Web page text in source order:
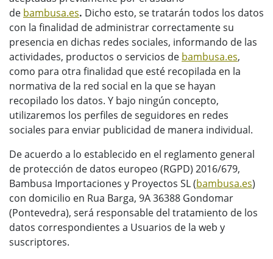
de bambusa.es. Dicho esto, se tratarán todos los datos
con la finalidad de administrar correctamente su
presencia en dichas redes sociales, informando de las
actividades, productos o servicios de bambusa.es,
como para otra finalidad que esté recopilada en la
normativa de la red social en la que se hayan
recopilado los datos. Y bajo ningún concepto,
utilizaremos los perfiles de seguidores en redes
sociales para enviar publicidad de manera individual.
De acuerdo a lo establecido en el reglamento general
de protección de datos europeo (RGPD) 2016/679,
Bambusa Importaciones y Proyectos SL (bambusa.es)
con domicilio en Rua Barga, 9A 36388 Gondomar
(Pontevedra), será responsable del tratamiento de los
datos correspondientes a Usuarios de la web y
suscriptores.